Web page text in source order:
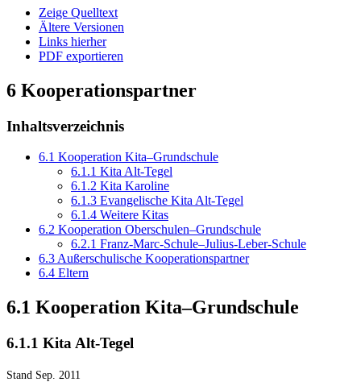
Zeige Quelltext
Ältere Versionen
Links hierher
PDF exportieren
6 Kooperationspartner
Inhaltsverzeichnis
6.1 Kooperation Kita–Grundschule
6.1.1 Kita Alt-Tegel
6.1.2 Kita Karoline
6.1.3 Evangelische Kita Alt-Tegel
6.1.4 Weitere Kitas
6.2 Kooperation Oberschulen–Grundschule
6.2.1 Franz-Marc-Schule–Julius-Leber-Schule
6.3 Außerschulische Kooperationspartner
6.4 Eltern
6.1 Kooperation Kita–Grundschule
6.1.1 Kita Alt-Tegel
Stand Sep. 2011